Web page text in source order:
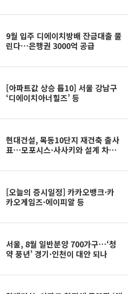
9월 입주 디에이치방배 잔금대출 풀
린다…은행권 3000억 공급
[아파트값 상승 톱10] 서울 강남구
‘디에이치아너힐즈’ 등
현대건설, 목동10단지 재건축 출사
표…모포시스·사사키와 설계 차별
[오늘의 증시일정] 카카오뱅크·카
카오게임즈·에이피알 등
서울, 8월 일반분양 700가구…‘청
약 풍년’ 경기·인천이 대안 되나